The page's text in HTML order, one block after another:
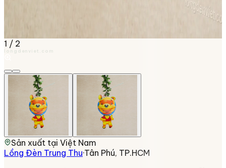
1 / 2
longdenviet.com
Sản xuất tại Việt Nam
Lồng Đèn Trung Thu·Tân Phú, TP.HCM